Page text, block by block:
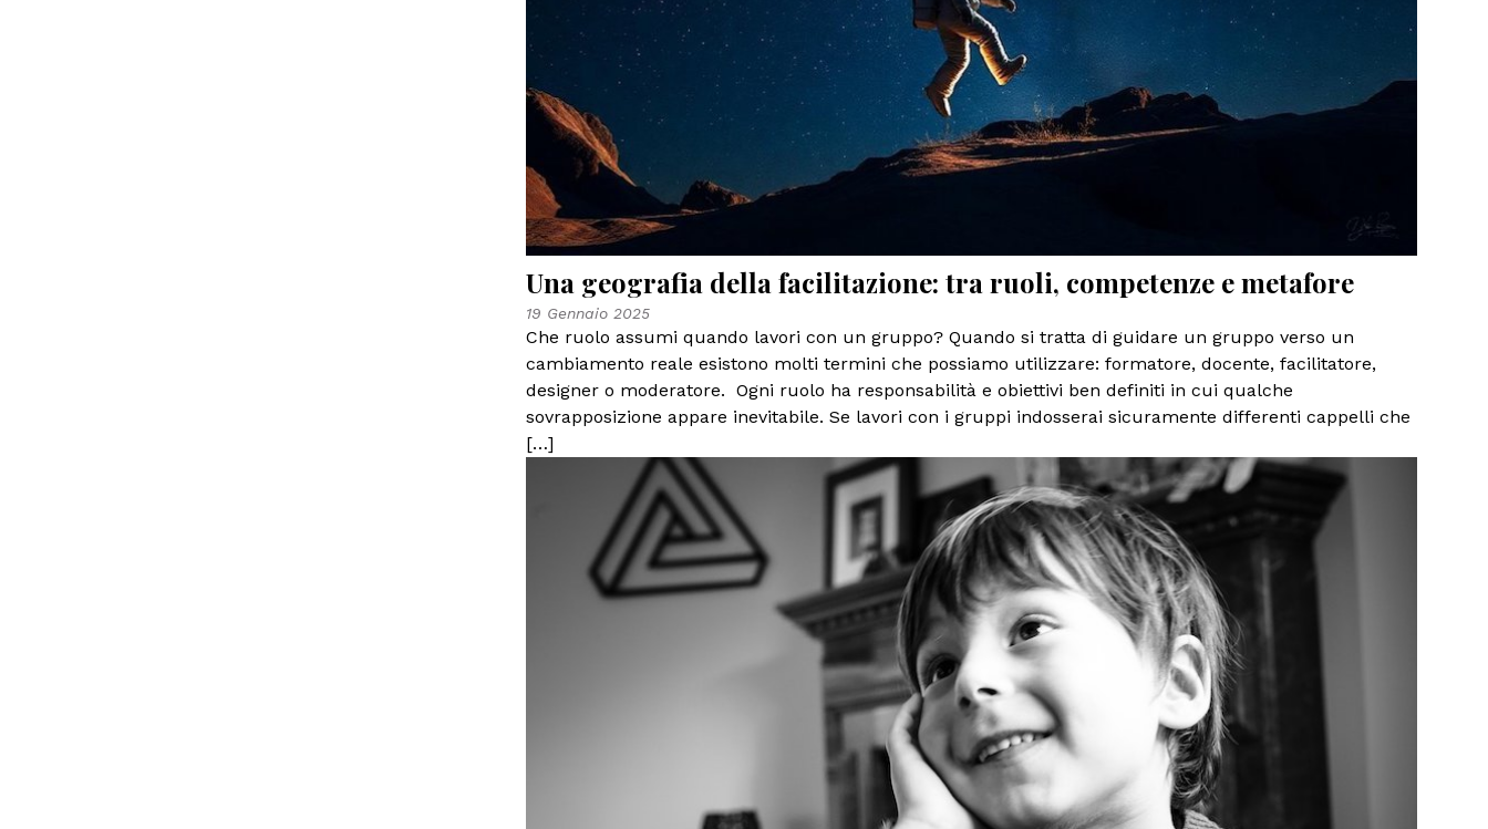
Una geografia della facilitazione: tra ruoli, competenze e metafore
19 Gennaio 2025
Che ruolo assumi quando lavori con un gruppo? Quando si tratta di guidare un gruppo verso un
cambiamento reale esistono molti termini che possiamo utilizzare: formatore, docente, facilitatore,
designer o moderatore. Ogni ruolo ha responsabilità e obiettivi ben definiti in cui qualche
sovrapposizione appare inevitabile. Se lavori con i gruppi indosserai sicuramente differenti cappelli che
[…]